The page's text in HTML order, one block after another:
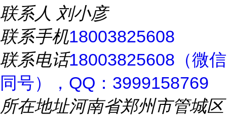
联系人 刘小彦
联系手机18003825608
联系电话18003825608（微信
同号），QQ：3999158769
所在地址河南省郑州市管城区